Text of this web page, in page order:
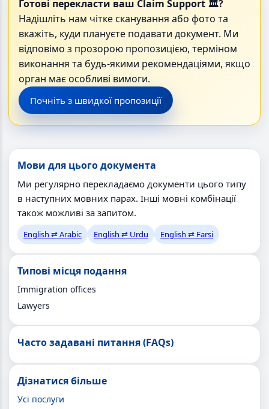
Готові перекласти ваш Claim Support 🏛?
Надішліть нам чітке сканування або фото та
вкажіть, куди плануєте подавати документ. Ми
відповімо з прозорою пропозицією, терміном
виконання та будь-якими рекомендаціями, якщо
орган має особливі вимоги.
Почніть з швидкої пропозиції
Мови для цього документа
Ми регулярно перекладаємо документи цього типу
в наступних мовних парах. Інші мовні комбінації
також можливі за запитом.
English ⇄ Arabic English ⇄ Urdu English ⇄ Farsi
Типові місця подання
Immigration offices
Lawyers
Часто задавані питання (FAQs)
Дізнатися більше
Усі послуги